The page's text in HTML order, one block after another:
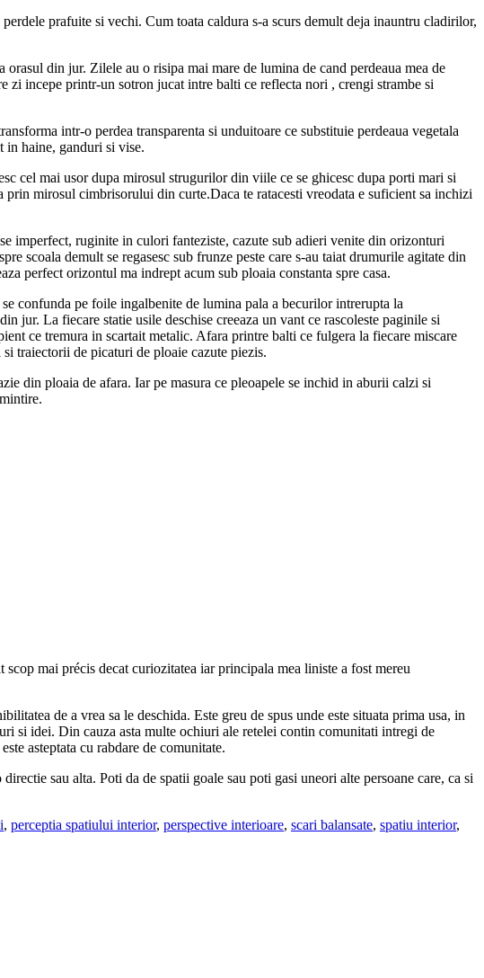
prafuite si vechi. Cum toata caldura s-a scurs demult deja inauntru cladirilor,
din jur. Zilele au o risipa mai mare de lumina de cand perdeaua mea de
zi incepe printr-un sotron jucat intre balti ce reflecta nori , crengi strambe si
intr-o perdea transparenta si unduitoare ce substituie perdeaua vegetala
in haine, ganduri si vise.
cel mai usor dupa mirosul strugurilor din viile ce se ghicesc dupa porti mari si
mirosul cimbrisorului din curte.Daca te ratacesti vreodata e suficient sa inchizi
imperfect, ruginite in culori fanteziste, cazute sub adieri venite din orizonturi
demult se regasesc sub frunze peste care s-au taiat drumurile agitate din
perfect orizontul ma indrept acum sub ploaia constanta spre casa.
confunda pe foile ingalbenite de lumina pala a becurilor intrerupta la
jur. La fiecare statie usile deschise creeaza un vant ce rascoleste paginile si
ce tremura in scartait metalic. Afara printre balti ce fulgera la fiecare miscare
traiectorii de picaturi de ploaie cazute piezis.
din ploaia de afara. Iar pe masura ce pleoapele se inchid in aburii calzi si
mai précis decat curiozitatea iar principala mea liniste a fost mereu
de a vrea sa le deschida. Este greu de spus unde este situata prima usa, in
si idei. Din cauza asta multe ochiuri ale retelei contin comunitati intregi de
asteptata cu rabdare de comunitate.
sau alta. Poti da de spatii goale sau poti gasi uneori alte persoane care, ca si
, perceptia spatiului interior, perspective interioare, scari balansate, spatiu interior,